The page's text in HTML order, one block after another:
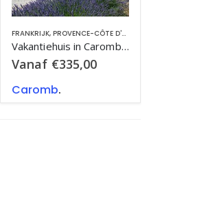
FRANKRIJK, PROVENCE-CÔTE D'AZUR
Vakantiehuis in Caromb, in Provence-Côte d’Azur.
Vanaf €335,00
Caromb.